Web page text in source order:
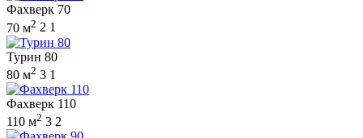
Фахверк 70
70 м2 2 1
Турин 80
80 м2 3 1
Фахверк 110
110 м2 3 2